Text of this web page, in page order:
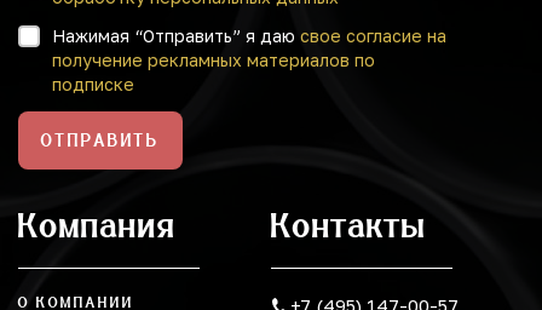
Нажимая “Отправить” я даю свое согласие на
получение рекламных материалов по
подписке
ОТПРАВИТЬ
Компания
О КОМПАНИИ
Контакты
+7 (495) 147-00-57